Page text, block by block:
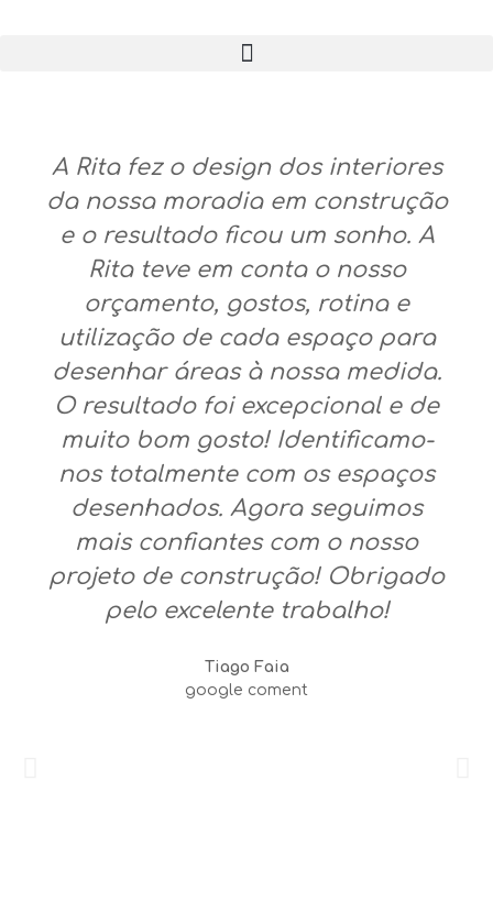
PROJETOS
VER TODOS
A Rita fez o design dos interiores
da nossa moradia em construção
e o resultado ficou um sonho. A
Rita teve em conta o nosso
orçamento, gostos, rotina e
utilização de cada espaço para
desenhar áreas à nossa medida.
O resultado foi excepcional e de
muito bom gosto! Identificamo-
nos totalmente com os espaços
desenhados. Agora seguimos
mais confiantes com o nosso
projeto de construção! Obrigado
pelo excelente trabalho!
Tiago Faia
google coment